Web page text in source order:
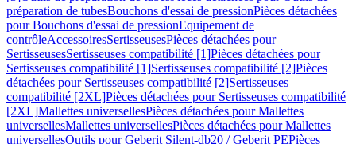
préparation de tubesBouchons d'essai de pressionPièces détachées
pour Bouchons d'essai de pressionEquipement de
contrôleAccessoiresSertisseusesPièces détachées pour
SertisseusesSertisseuses compatibilité [1]Pièces détachées pour
Sertisseuses compatibilité [1]Sertisseuses compatibilité [2]Pièces
détachées pour Sertisseuses compatibilité [2]Sertisseuses
compatibilité [2XL]Pièces détachées pour Sertisseuses compatibilité
[2XL]Mallettes universellesPièces détachées pour Mallettes
universellesMallettes universellesPièces détachées pour Mallettes
universellesOutils pour Geberit Silent-db20 / Geberit PEPièces